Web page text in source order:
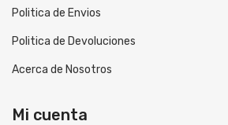
Politica de Envios
Politica de Devoluciones
Acerca de Nosotros
Mi cuenta